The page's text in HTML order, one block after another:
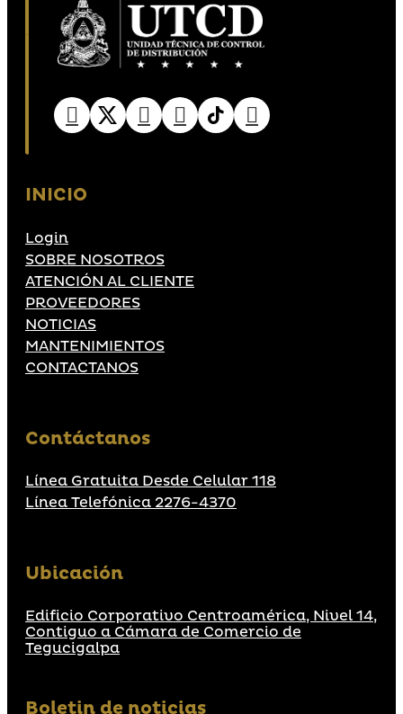
INICIO
Login
SOBRE NOSOTROS
ATENCIÓN AL CLIENTE
PROVEEDORES
NOTICIAS
MANTENIMIENTOS
CONTACTANOS
Contáctanos
Línea Gratuita Desde Celular 118
Línea Telefónica 2276-4370
Ubicación
Edificio Corporativo Centroamérica, Nivel 14,
Contiguo a Cámara de Comercio de
Tegucigalpa
Boletin de noticias